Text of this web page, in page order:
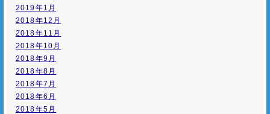
2019年1月
2018年12月
2018年11月
2018年10月
2018年9月
2018年8月
2018年7月
2018年6月
2018年5月